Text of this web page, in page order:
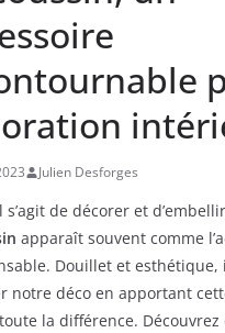
Julien Desforges
s’agit de décorer et
apparaît souvent comme
Douillet et esthétique,
notre déco en apportant
la différence. Découvrez